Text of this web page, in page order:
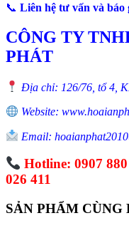
📞 Liên hệ tư vấn và báo
CÔNG TY
PHÁT
Địa chỉ: 126/76, tổ 4,
Website:
Email:
Hotline: 0907
026 411
SẢN PHẨM CÙNG